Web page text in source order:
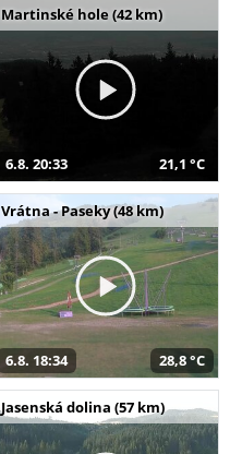
Martinské hole (42 km)
6.8. 20:33 21,1 °C
Vrátna - Paseky (48 km)
6.8. 18:34 28,8 °C
Jasenská dolina (57 km)